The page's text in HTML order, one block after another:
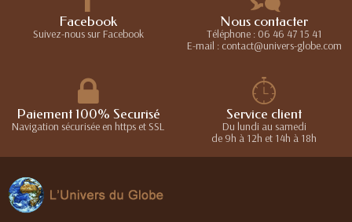
Facebook
Suivez-nous sur Facebook
Nous contacter
Téléphone : 06 46 47 15 41
E-mail : contact@univers-globe.com
Paiement 100% Securisé
Navigation sécurisée en https et SSL
Service client
Du lundi au samedi
de 9h à 12h et 14h à 18h